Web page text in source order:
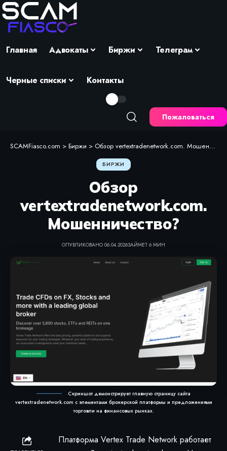
Главная Адвокаты Биржи Телеграм
Черные списки Контакты
Пожаловаться
SCAMFiasco.com > Биржи > Обзор vertextradenetwork.com. Мошенничество?
БИРЖИ
Обзор
vertextradenetwork.com.
Мошенничество?
ОПУБЛИКОВАНО 06.04.2026ЗАЙМЕТ 6 МИН
Скриншот демонстрирует главную страницу сайта
vertextradenetwork.com с элементами брокерской платформы и предложениями
торговли на финансовых рынках.
Платформа Vertex Trade Network работает